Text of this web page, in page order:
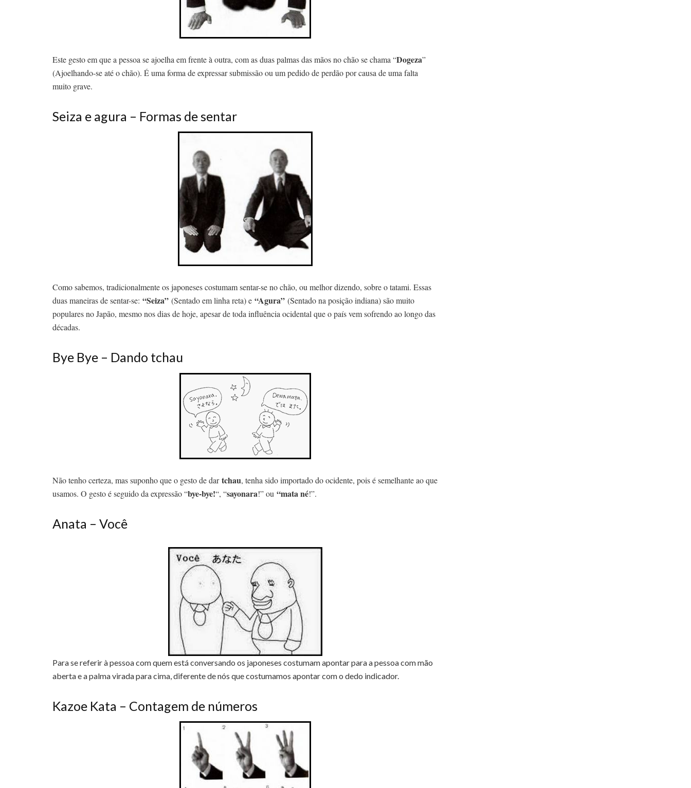
Este gesto em que a pessoa se ajoelha em frente à outra, com as duas palmas das mãos no chão se chama “Dogeza”
(Ajoelhando-se até o chão). É uma forma de expressar submissão ou um pedido de perdão por causa de uma falta
muito grave.
Seiza e agura – Formas de sentar
Como sabemos, tradicionalmente os japoneses costumam sentar-se no chão, ou melhor dizendo, sobre o tatami. Essas
duas maneiras de sentar-se: “Seiza” (Sentado em linha reta) e “Agura” (Sentado na posição indiana) são muito
populares no Japão, mesmo nos dias de hoje, apesar de toda influência ocidental que o país vem sofrendo ao longo das
décadas.
Bye Bye – Dando tchau
Não tenho certeza, mas suponho que o gesto de dartchau, tenha sido importado do ocidente, pois é semelhante ao que
usamos. O gesto é seguido da expressão “bye-bye!“, “sayonara!” ou “mata né!”.
Anata – Você
Para se referir à pessoa com quem está conversando os japoneses costumam apontar para a pessoa com mão
aberta e a palma virada para cima, diferente de nós que costumamos apontar com o dedo indicador.
Kazoe Kata – Contagem de números